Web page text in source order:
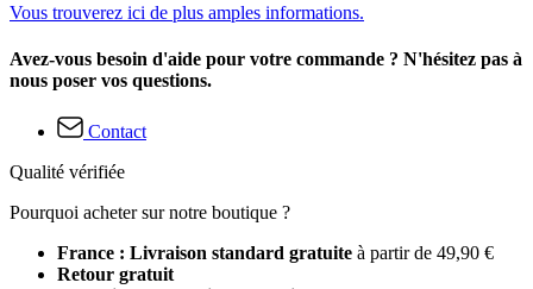
Vous trouverez ici de plus amples informations.
Avez-vous besoin d'aide pour votre commande ? N'hésitez pas à
nous poser vos questions.
Contact
Qualité vérifiée
Pourquoi acheter sur notre boutique ?
France : Livraison standard gratuite à partir de 49,90 €
Retour gratuit